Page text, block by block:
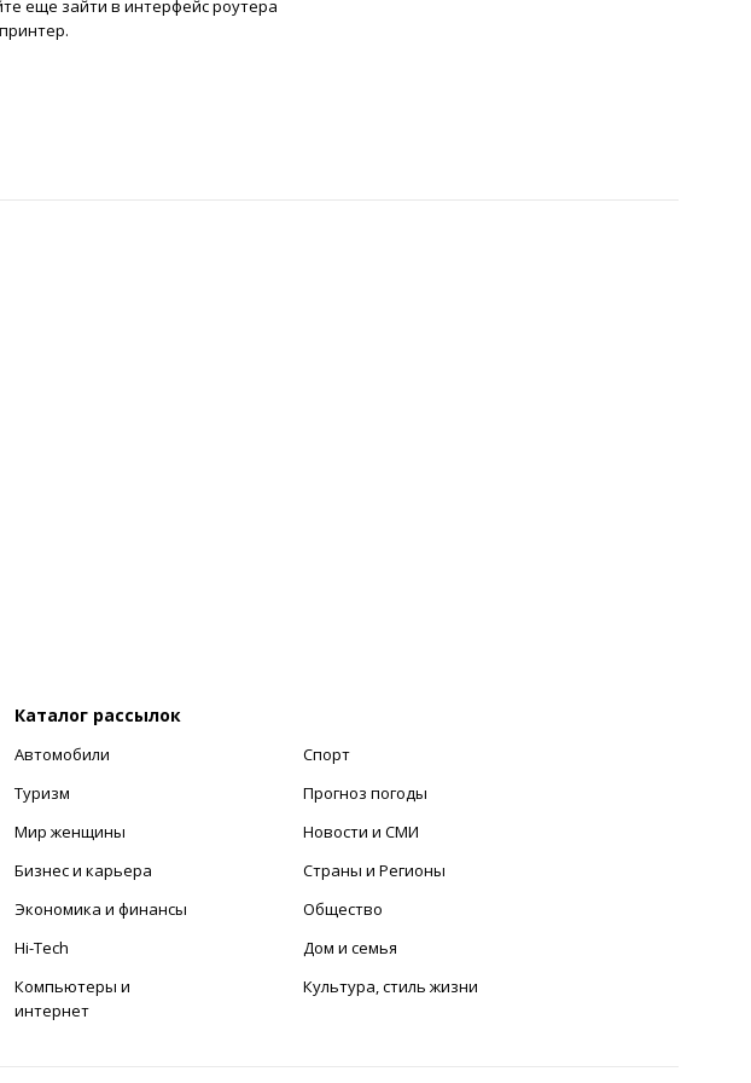
еще зайти в интерфейс роутера
Каталог рассылок
Автомобили
Туризм
Мир женщины
Бизнес и карьера
Экономика и финансы
Hi-Tech
Компьютеры и
интернет
Спорт
Прогноз погоды
Новости и СМИ
Страны и Регионы
Общество
Дом и семья
Культура, стиль жизни